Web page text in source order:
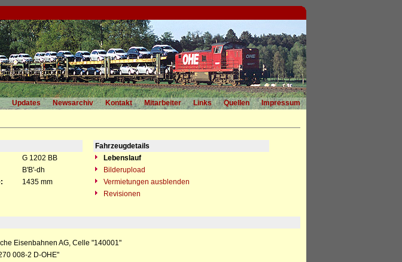
Updates Newsarchiv Kontakt Mitarbeiter Links Quellen
Impressum
Fahrzeugdetails
G 1202 BB
Lebenslauf
B'B'-dh
Bilderupload
1435 mm
Vermietungen ausblenden
Revisionen
Eisenbahnen AG, Celle "140001"
008-2 D-OHE"